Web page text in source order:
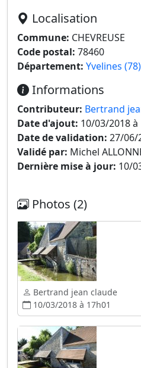
Localisation
Commune: CHEVREUSE
Code postal: 78460
Département: Yvelines (78)
Informations
Contributeur: Bertrand
Date d'ajout: 10/03/2018 à
Date de validation: 27/06/
Validé par: Michel
Dernière mise à jour: 10/
Photos (2)
Bertrand jean claude
10/03/2018 à 17h01